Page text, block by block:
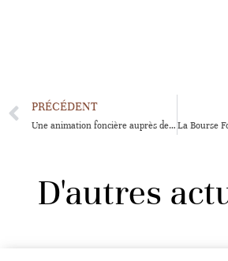
PRÉCÉDENT
Une animation foncière auprès des propriétaires forestiers privés
D'autres